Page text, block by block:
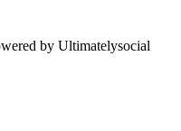
by Ultimatelysocial